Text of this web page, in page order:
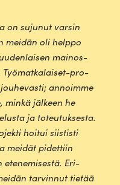
on sujunut varsin
meidän oli helppo
mai­nos­
Työ­mat­ka­laiset-pro­
annoimme
minkä jälkeen he
ja toteu­tuk­sesta.
hoitui siis­tisti
meidät pidettiin
ete­ne­mi­sestä. Eri­
tar­vinnut tietää